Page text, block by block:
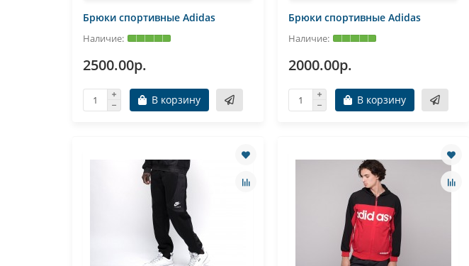
Брюки спортивные Adidas
2500.00р.
В корзину
Брюки спортивные Adidas
2000.00р.
В корзину